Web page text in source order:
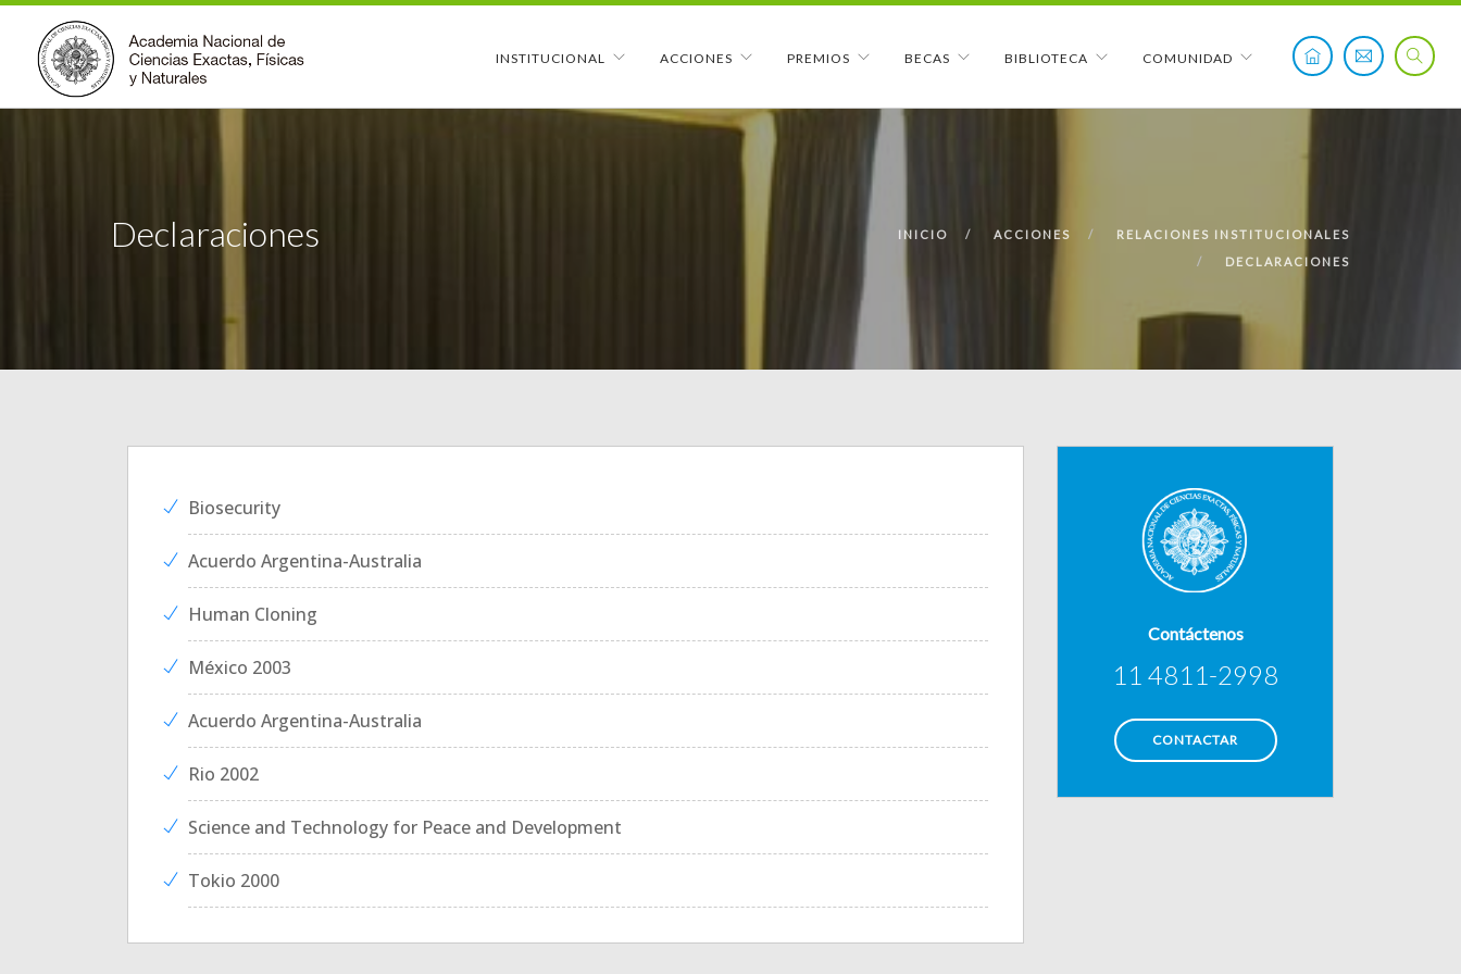
INSTITUCIONAL ACCIONES PREMIOS BECAS BIBLIOTECA COMUNIDAD
Declaraciones INICIO ACCIONES
RELACIONES INSTITUCIONALES
DECLARACIONES
Biosecurity
Acuerdo Argentina-Australia
Human Cloning
México 2003
Acuerdo Argentina-Australia
Rio 2002
Science and Technology for Peace and Development
Tokio 2000
Contáctenos
11 4811-2998
CONTACTAR